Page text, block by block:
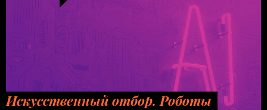
Искусственный отбор. Роботы